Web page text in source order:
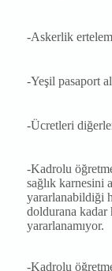
-Askerlik
-Yeşil pasaport
-Ücretleri
-Kadrolu
sağlık karnesini
yararlanabildiği
doldurana kadar
yararlanamıyor.
-Kadrolu